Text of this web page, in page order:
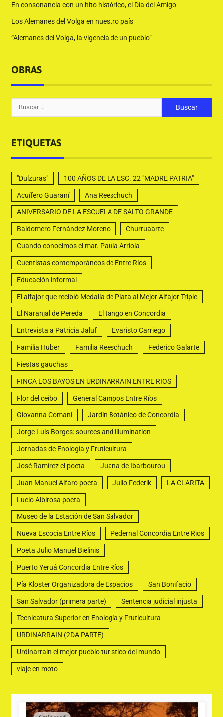
En consonancia con un hito histórico, el Día del Amigo
Los Alemanes del Volga en nuestro país
“Alemanes del Volga, la vigencia de un pueblo”
OBRAS
ETIQUETAS
"Dulzuras" 100 AÑOS DE LA ESC. 22 "MADRE PATRIA"
Acuífero Guaraní Ana Reeschuch
ANIVERSARIO DE LA ESCUELA DE SALTO GRANDE
Baldomero Fernández Moreno Churruaarte
Cuando conocimos el mar. Paula Arriola
Cuentistas contemporáneos de Entre Ríos
Educación informal
El alfajor que recibió Medalla de Plata al Mejor Alfajor Triple
El Naranjal de Pereda El tango en Concordia
Entrevista a Patricia Jaluf Evaristo Carriego
Familia Huber Familia Reeschuch Federico Galarte
Fiestas gauchas
FINCA LOS BAYOS EN URDINARRAIN ENTRE RIOS
Flor del ceibo General Campos Entre Ríos
Giovanna Comani Jardín Botánico de Concordia
Jorge Luis Borges: sources and illumination
Jornadas de Enología y Fruticultura
José Ramírez el poeta Juana de Ibarbourou
Juan Manuel Alfaro poeta Julio Federik LA CLARITA
Lucio Albirosa poeta
Museo de la Estación de San Salvador
Nueva Escocia Entre Ríos Pedernal Concordia Entre Rios
Poeta Julio Manuel Bielinis
Puerto Yeruá Concordia Entre Ríos
Pía Kloster Organizadora de Espacios San Bonifacio
San Salvador (primera parte) Sentencia judicial injusta
Tecnicatura Superior en Enología y Fruticultura
URDINARRAIN (2DA PARTE)
Urdinarrain el mejor pueblo turístico del mundo
viaje en moto